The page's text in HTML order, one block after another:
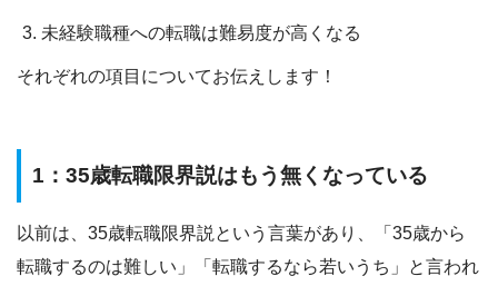
未経験職種への転職は難易度が高くなる
それぞれの項目についてお伝えします！
1：35歳転職限界説はもう無くなっている
以前は、35歳転職限界説という言葉があり、
「35歳から
転職するのは難しい」「転職するなら若いうち」
と言われ